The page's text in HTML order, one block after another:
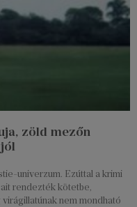
zöld mezőn
univerzum. Ezúttal a krimi
rendezték kötetbe,
nem mondható